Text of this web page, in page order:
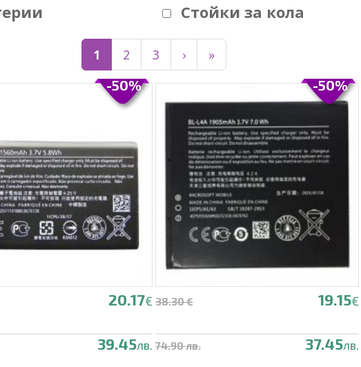
Стойки за кола
1 2 3 › »
20.17€
39.45лв.
-50%
38.30 € 19.15€
74.90 лв. 37.45лв.
-50%